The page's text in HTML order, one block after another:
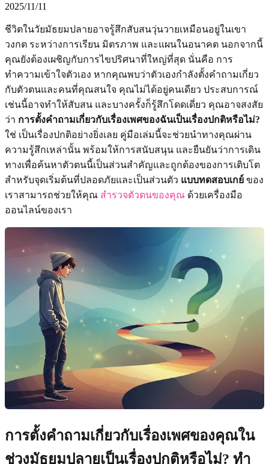
2025/11/11
ชีวิตในวัยมัธยมปลายอาจรู้สึกสับสนวุ่นวายเหมือนอยู่ในเขา
วงกต ระหว่างการเรียน มิตรภาพ และแผนในอนาคต นอกจากนี้
คุณยังต้องเผชิญกับการไขปริศนาที่ใหญ่ที่สุด นั่นคือ การ
ทำความเข้าใจตัวเอง หากคุณพบว่าตัวเองกำลังตั้งคำถามเกี่ยว
กับตัวตนและคนที่คุณสนใจ คุณไม่ได้อยู่คนเดียว ประสบการณ์
เช่นนี้อาจทำให้สับสน และบางครั้งก็รู้สึกโดดเดี่ยว คุณอาจสงสัย
ว่า การตั้งคำถามเกี่ยวกับเรื่องเพศของฉันเป็นเรื่องปกติหรือไม่?
ใช่ เป็นเรื่องปกติอย่างยิ่งเลย คู่มือเล่มนี้จะช่วยนำทางคุณผ่าน
ความรู้สึกเหล่านั้น พร้อมให้การสนับสนุน และยืนยันว่าการเดิน
ทางเพื่อค้นหาตัวตนนี้เป็นส่วนสำคัญและถูกต้องของการเติบโต
สำหรับจุดเริ่มต้นที่ปลอดภัยและเป็นส่วนตัว แบบทดสอบเกย์ ของ
เราสามารถช่วยให้คุณ สำรวจตัวตนของคุณ ด้วยเครื่องมือ
ออนไลน์ของเรา
การตั้งคำถามเกี่ยวกับเรื่องเพศของคุณใน
ช่วงมัธยมปลายเป็นเรื่องปกติหรือไม่? ทำ